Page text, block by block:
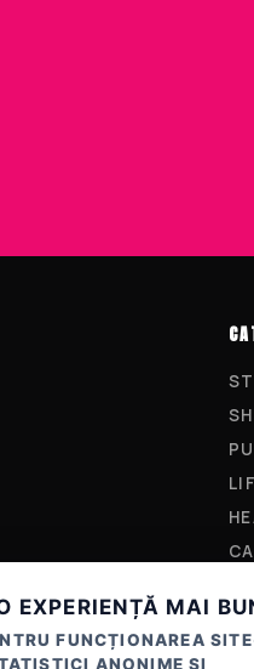
EXPERIENȚĂ MAI
FUNCȚIONAREA
ANONIME ȘI